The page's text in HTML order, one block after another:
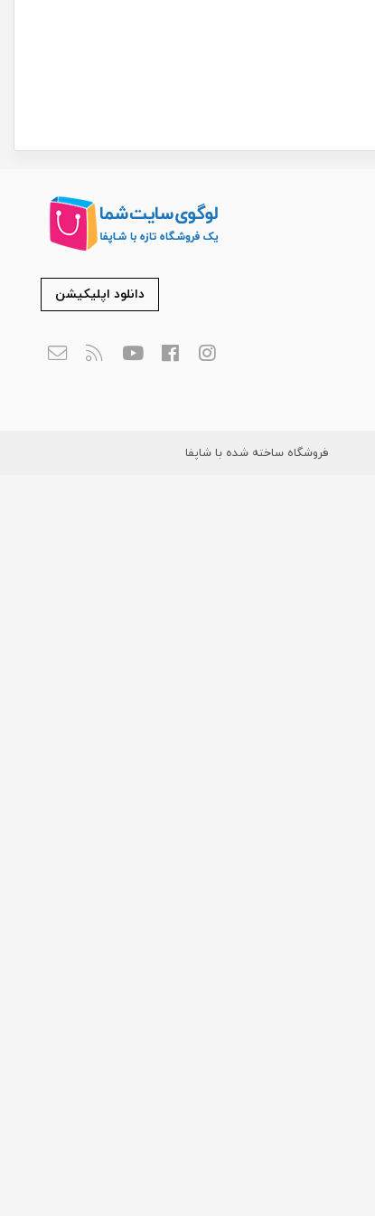
دانلود اپلیکیشن
فروشگاه ساخته شده با شاپفا